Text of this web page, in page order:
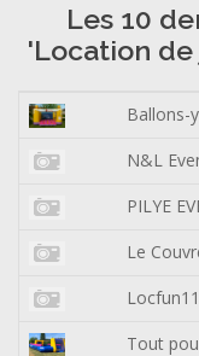
Les 10
'Location
Ballons-
N&L
PILYE
Le
Tout